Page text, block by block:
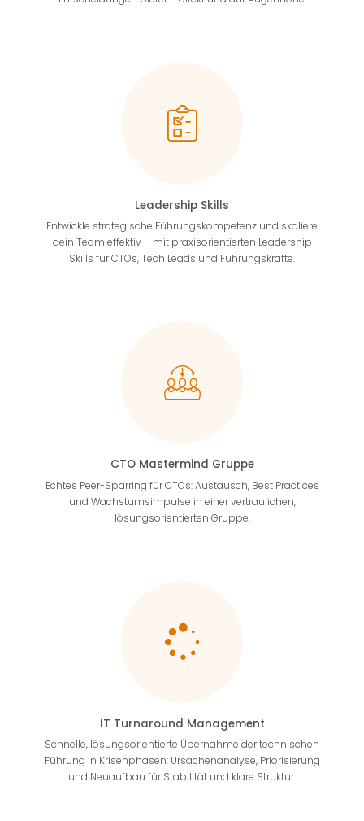
Leadership Skills
Entwickle strategische Führungskompetenz und skaliere
dein Team effektiv – mit praxisorientierten Leadership
Skills für CTOs, Tech Leads und Führungskräfte.
CTO Mastermind Gruppe
Echtes Peer-Sparring für CTOs: Austausch, Best Practices
und Wachstumsimpulse in einer vertraulichen,
lösungsorientierten Gruppe.
IT Turnaround Management
Schnelle, lösungsorientierte Übernahme der technischen
Führung in Krisenphasen: Ursachenanalyse, Priorisierung
und Neuaufbau für Stabilität und klare Struktur.